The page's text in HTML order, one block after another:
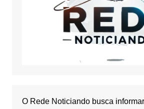
O Rede Noticiando busca